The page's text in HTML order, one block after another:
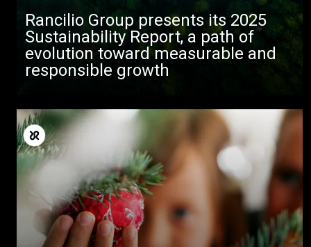
Rancilio Group presents its 2025
Sustainability Report, a path of
evolution toward measurable and
responsible growth